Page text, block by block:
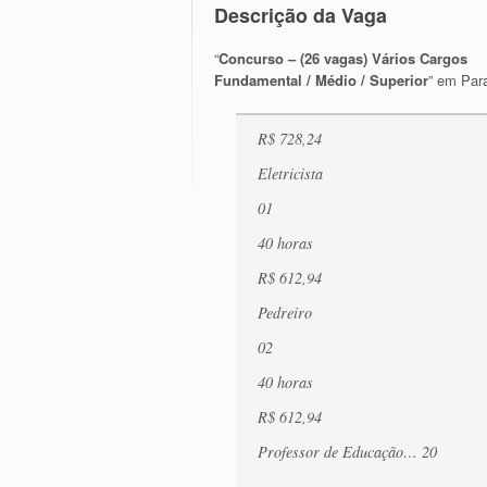
Descrição da Vaga
“Concurso – (26 vagas) Vários Cargos
Fundamental / Médio / Superior” em
R$ 728,24
Eletricista
01
40 horas
R$ 612,94
Pedreiro
02
40 horas
R$ 612,94
Professor de Educação… 20